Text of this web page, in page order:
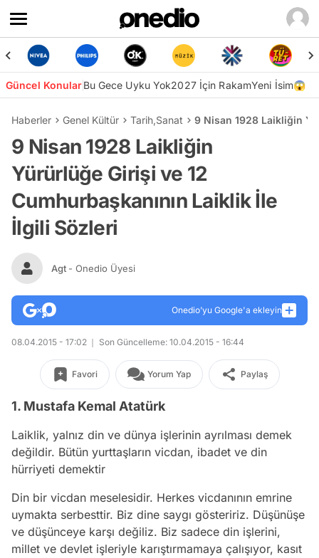
Güncel KonularBu Gece Uyku Yok2027 İçin RakamYeni İsim😱
Haberler Genel Kültür Tarih,Sanat 9 Nisan 1928 Laikliğin
9 Nisan 1928 Laikliğin
Yürürlüğe Girişi ve 12
Cumhurbaşkanının Laiklik İle
İlgili Sözleri
Agt - Onedio Üyesi
Onedio’yu Google'a ekleyin
08.04.2015 - 17:02 Son Güncelleme: 10.04.2015 - 16:44
Favori Yorum Yap Paylaş
1. Mustafa Kemal Atatürk
Laiklik, yalnız din ve dünya işlerinin ayrılması demek
değildir. Bütün yurttaşların vicdan, ibadet ve din
hürriyeti demektir
Din bir vicdan meselesidir. Herkes vicdanının emrine
uymakta serbesttir. Biz dine saygı gösteririz. Düşünüşe
ve düşünceye karşı değiliz. Biz sadece din işlerini,
millet ve devlet işleriyle karıştırmamaya çalışıyor, kasıt